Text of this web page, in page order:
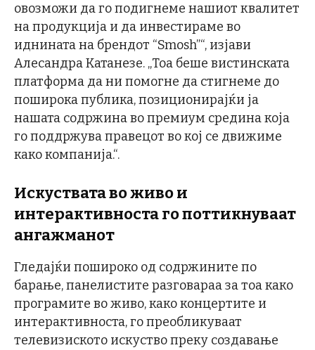
овозможи да го подигнеме нашиот квалитет
на продукција и да инвестираме во
иднината на брендот “Smosh”“, изјави
Алесандра Катанезе. „Тоа беше вистинската
платформа да ни помогне да стигнеме до
поширока публика, позиционирајќи ја
нашата содржина во премиум средина која
го поддржува правецот во кој се движиме
како компанија.“.
Искуствата во живо и
интерактивноста го поттикнуваат
ангажманот
Гледајќи пошироко од содржините по
барање, панелистите разговараа за тоа како
програмите во живо, како концертите и
интерактивноста, го преобликуваат
телевизиското искуство преку создавање